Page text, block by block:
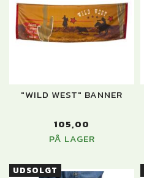
"WILD WEST" BANNER
105,00
PÅ LAGER
UDSOLGT